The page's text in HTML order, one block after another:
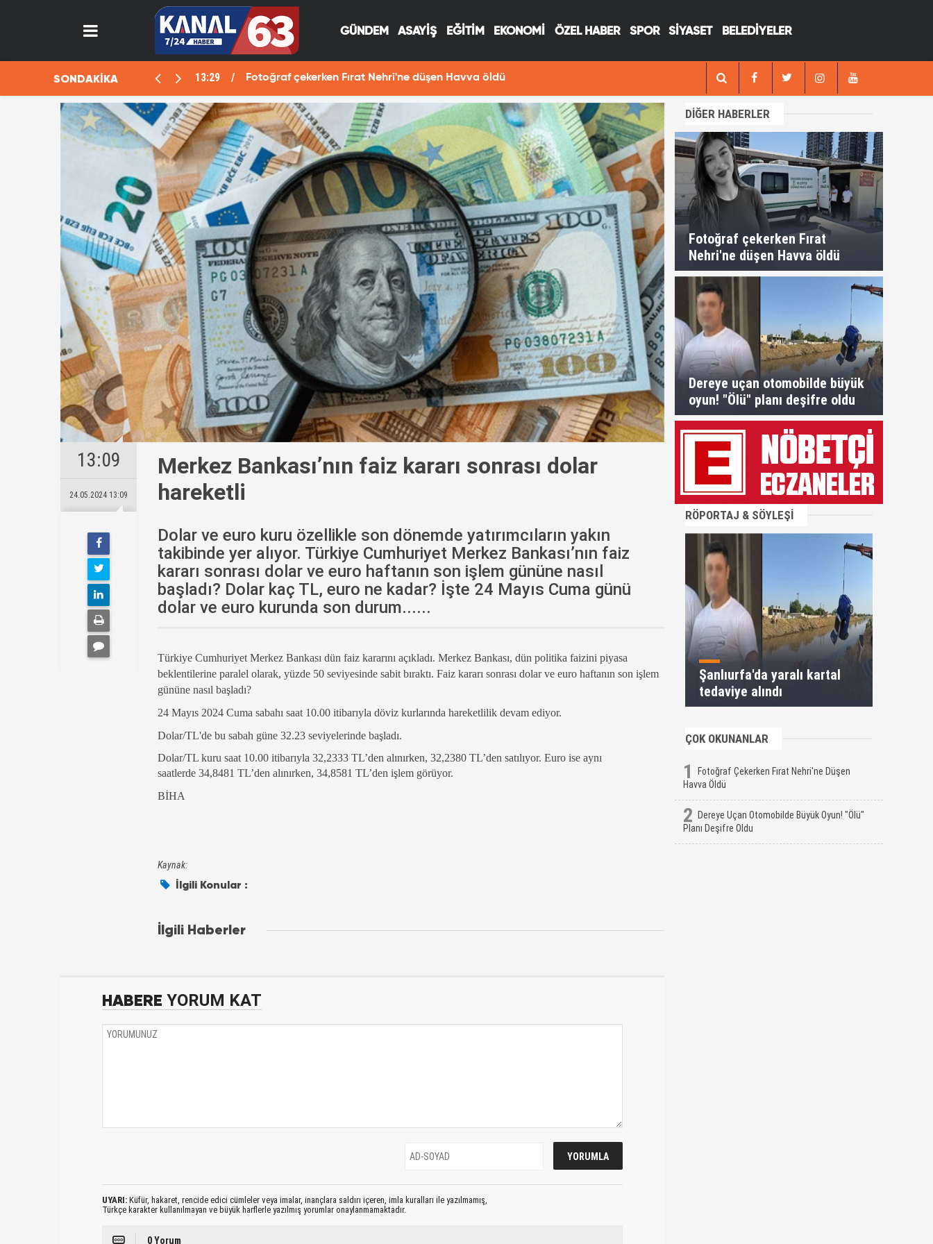
GÜNDEM ASAYİŞ EĞİTİM EKONOMİ ÖZEL HABER SPOR SİYASET BELEDİYELER
SONDAKİKA 12:17 Suruçta kanlı infaz; Önce eşini öldürdü sonra intihar etti Kamyonette kanlı infaz
13:09
24.05.2024 13:09
Merkez Bankası’nın faiz kararı sonrası dolar
hareketli
Dolar ve euro kuru özellikle son dönemde yatırımcıların yakın
takibinde yer alıyor. Türkiye Cumhuriyet Merkez Bankası’nın faiz
kararı sonrası dolar ve euro haftanın son işlem gününe nasıl
başladı? Dolar kaç TL, euro ne kadar? İşte 24 Mayıs Cuma günü
dolar ve euro kurunda son durum......
Türkiye Cumhuriyet Merkez Bankası dün faiz kararını açıkladı. Merkez Bankası, dün politika faizini piyasa
beklentilerine paralel olarak, yüzde 50 seviyesinde sabit bıraktı. Faiz kararı sonrası dolar ve euro haftanın son işlem
gününe nasıl başladı?
24 Mayıs 2024 Cuma sabahı saat 10.00 itibarıyla döviz kurlarında hareketlilik devam ediyor.
Dolar/TL'de bu sabah güne 32.23 seviyelerinde başladı.
Dolar/TL kuru saat 10.00 itibarıyla 32,2333 TL’den alınırken, 32,2380 TL’den satılıyor. Euro ise aynı
saatlerde 34,8481 TL’den alınırken, 34,8581 TL’den işlem görüyor.
BİHA
Kaynak:
İlgili Konular :
İlgili Haberler
HABERE YORUM KAT
UYARI: Küfür, hakaret, rencide edici cümleler veya imalar, inançlara saldırı içeren, imla kuralları ile yazılmamış,
Türkçe karakter kullanılmayan ve büyük harflerle yazılmış yorumlar onaylanmamaktadır.
0 Yorum
DİĞER HABERLER
Fotoğraf çekerken Fırat
Nehri'ne düşen Havva öldü
Dereye uçan otomobilde büyük
oyun! "Ölü" planı deşifre oldu
RÖPORTAJ & SÖYLEŞİ
Şanlıurfa'da yaralı kartal
tedaviye alındı
ÇOK OKUNANLAR
1
Fotoğraf Çekerken Fırat Nehri'ne Düşen
Havva Öldü
2
Dereye Uçan Otomobilde Büyük Oyun! "Ölü"
Planı Deşifre Oldu